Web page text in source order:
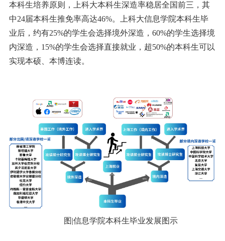
本科生培养原则，上科大本科生深造率稳居全国前三，其
中24届本科生推免率高达46%。上科大信息学院本科生毕
业后，约有25%的学生会选择境外深造，60%的学生选择境
内深造，15%的学生会选择直接就业，超50%的本科生可以
实现本硕、本博连读。
图|信息学院本科生毕业发展图示